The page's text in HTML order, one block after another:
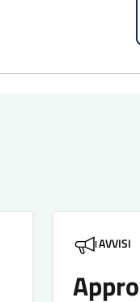
AVVISI